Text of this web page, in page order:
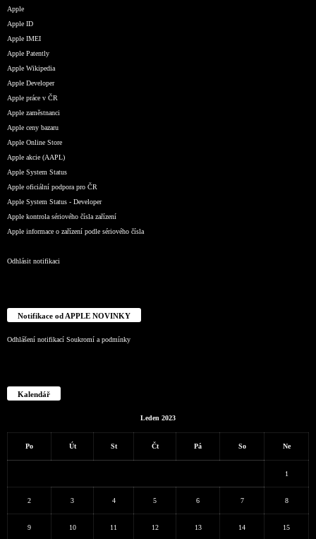
Apple
Apple ID
Apple IMEI
Apple Patently
Apple Wikipedia
Apple Developer
Apple práce v ČR
Apple zaměstnanci
Apple ceny bazaru
Apple Online Store
Apple akcie (AAPL)
Apple System Status
Apple oficiální podpora pro ČR
Apple System Status - Developer
Apple kontrola sériového čísla zařízení
Apple informace o zařízení podle sériového čísla
Odhlásit notifikaci
Notifikace od APPLE NOVINKY
Odhlášení notifikací Soukromí a podmínky
Kalendář
Leden 2023
Po Út St Čt Pá So Ne
1
2 3 4 5 6 7 8
9 10 11 12 13 14 15